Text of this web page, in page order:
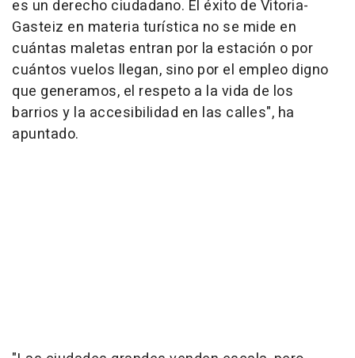
es un derecho ciudadano. El éxito de Vitoria-
Gasteiz en materia turística no se mide en
cuántas maletas entran por la estación o por
cuántos vuelos llegan, sino por el empleo digno
que generamos, el respeto a la vida de los
barrios y la accesibilidad en las calles", ha
apuntado.